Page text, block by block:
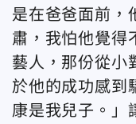
是在爸爸面前，
肅，我怕他覺得
藝人，那份從小
於他的成功感到
康是我兒子。」